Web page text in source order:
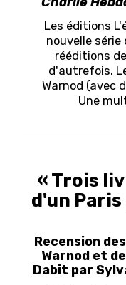
Les éditions
nouvelle série
rééditions
d'autrefois.
Warnod (avec
Une
« Trois
d'un
Recension des
Warnod et de
Dabit par